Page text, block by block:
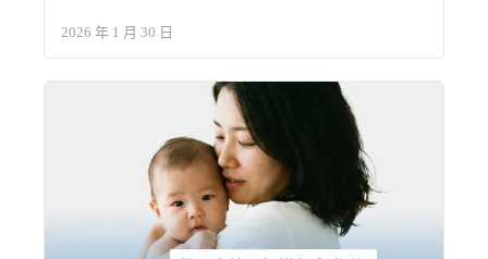
2026 年 1 月 30 日